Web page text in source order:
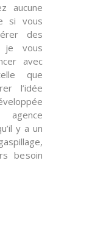
aucune
si vous
des
je vous
avec
que
l’idée
y a un
gaspillage,
besoin